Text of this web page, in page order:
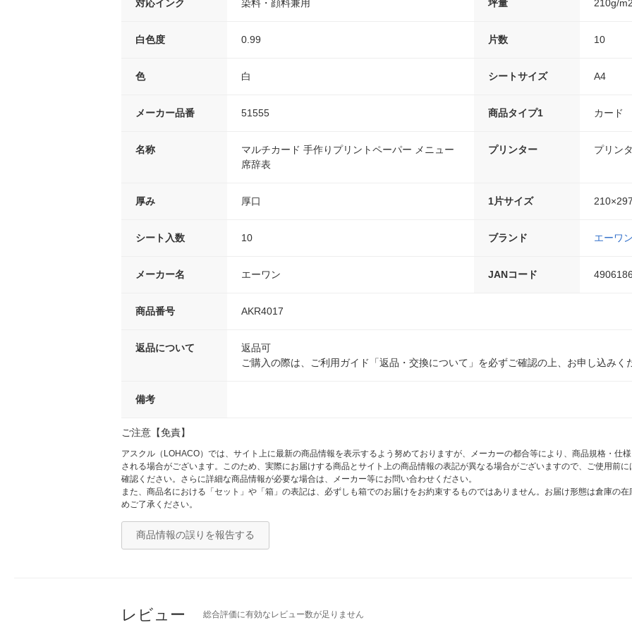
対応インク 染料・顔料兼用 坪量 210g/m2
白色度 0.99 片数 10
色 白 シートサイズ A4
メーカー品番 51555 商品タイプ1 カード
名称
マルチカード 手作りプリントペーパー メニュー
席辞表
プリンター プリン
厚み 厚口 1片サイズ
シート入数 10 ブランド エーワン
メーカー名 エーワン JANコード
商品番号 AKR4017
返品について
返品可
ご購入の際は、ご利用ガイド「返品・交換について」を必ずご確認の上、お申し込みく
備考
ご注意【免責】
アスクル（LOHACO）では、サイト上に最新の商品情報を表示するよう努めておりますが、メーカーの都合等により、商品規格・仕
される場合がございます。このため、実際にお届けする商品とサイト上の商品情報の表記が異なる場合がございますので、ご使用前
確認ください。さらに詳細な商品情報が必要な場合は、メーカー等にお問い合わせください。
また、商品名における「セット」や「箱」の表記は、必ずしも箱でのお届けをお約束するものではありません。お届け形態は倉庫の
めご了承ください。
商品情報の誤りを報告する
レビュー 総合評価に有効なレビュー数が足りません